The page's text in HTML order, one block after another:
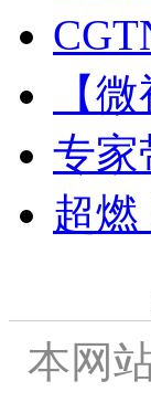
【
专家
超
本网